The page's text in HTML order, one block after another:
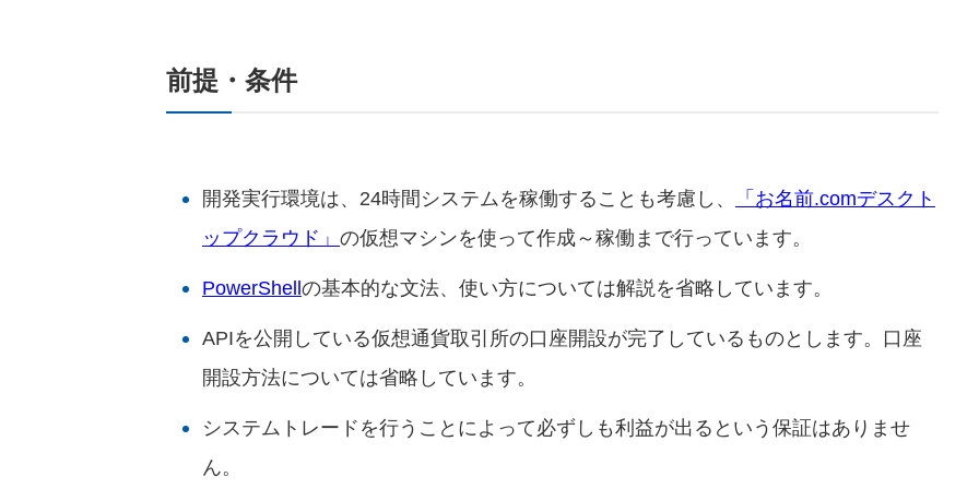
前提・条件
開発実行環境は、24時間システムを稼働することも考慮し、
「お名前.comデスクト
ップクラウド」 の仮想マシンを使って作成～稼働まで行っています。
PowerShell の基本的な文法、使い方については解説を省略しています。
APIを公開している仮想通貨取引所の口座開設が完了しているものとします。口座
開設方法については省略しています。
システムトレードを行うことによって必ずしも利益が出るという保証はありませ
ん。